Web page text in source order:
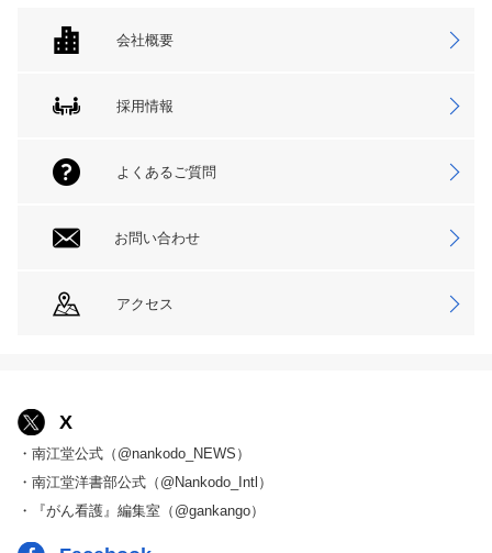
会社概要
採用情報
よくあるご質問
お問い合わせ
アクセス
X
・南江堂公式（@nankodo_NEWS）
・南江堂洋書部公式（@Nankodo_Intl）
・『がん看護』編集室（@gankango）